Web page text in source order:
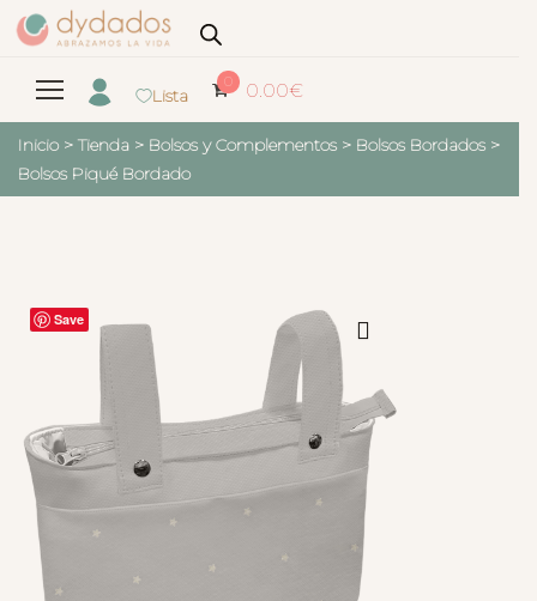
Lista
0 0.00€
Inicio > Tienda > Bolsos y Complementos > Bolsos Bordados >
Bolsos Piqué Bordado
Save